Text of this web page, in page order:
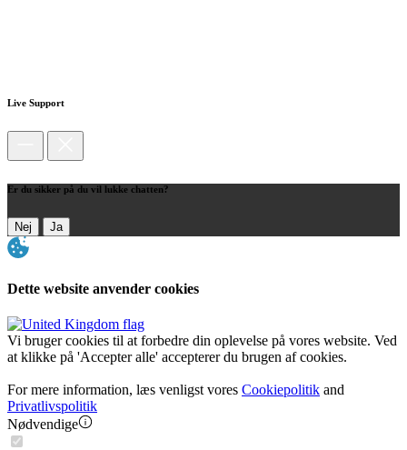
Live Support
Er du sikker på du vil lukke chatten?
Nej Ja
Dette website anvender cookies
Vi bruger cookies til at forbedre din oplevelse på vores website. Ved
at klikke på 'Accepter alle' accepterer du brugen af cookies.
For mere information, læs venligst vores Cookiepolitik and
Privatlivspolitik
Nødvendige